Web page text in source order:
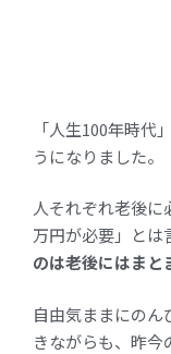
「人生100年時代
うになりました。
人それぞれ老後に
万円が必要」とは
のは老後にはまと
自由気ままにの
きながらも、昨